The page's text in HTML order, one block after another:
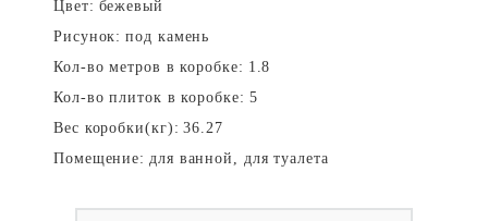
Цвет: бежевый
Рисунок: под камень
Кол-во метров в коробке: 1.8
Кол-во плиток в коробке: 5
Вес коробки(кг): 36.27
Помещение: для ванной, для туалета